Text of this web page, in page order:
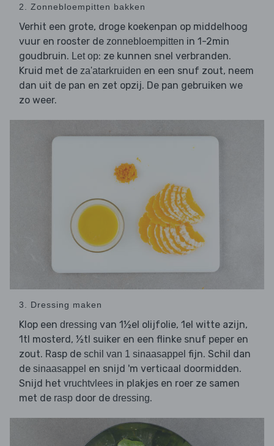
2. Zonnebloempitten bakken
Verhit een grote, droge koekenpan op middelhoog
vuur en rooster de zonnebloempitten in 1-2min
goudbruin. Let op: ze kunnen snel verbranden.
Kruid met de za'atarkruiden en een snuf zout, neem
dan uit de pan en zet opzij. De pan gebruiken we
zo weer.
3. Dressing maken
Klop een dressing van 1½el olijfolie, 1el witte azijn,
1tl mosterd, ½tl suiker en een flinke snuf peper en
zout. Rasp de schil van 1 sinaasappel fijn. Schil dan
de sinaasappel en snijd 'm verticaal doormidden.
Snijd het vruchtvlees in plakjes en roer ze samen
met de rasp door de dressing.